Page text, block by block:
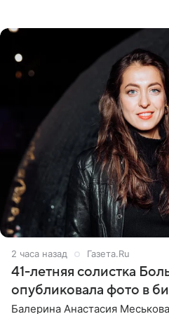
2 часа назад Газета.Ru
41-летняя солистка
опубликовала фото в
Балерина Анастасия